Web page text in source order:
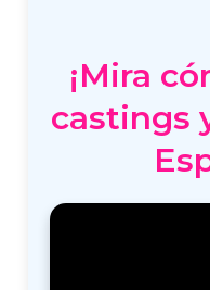
¡Mira
castings